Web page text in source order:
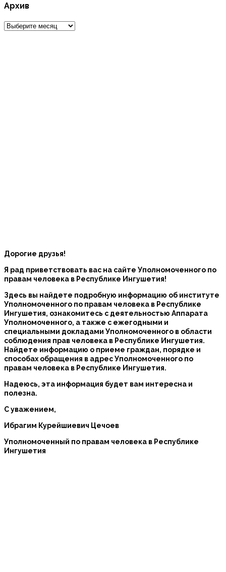
Архив
Архив
Дорогие друзья!
Я рад приветствовать вас на сайте Уполномоченного по
правам человека в Республике Ингушетия!
Здесь вы найдете подробную информацию об институте
Уполномоченного по правам человека в Республике
Ингушетия, ознакомитесь с деятельностью Аппарата
Уполномоченного, а также с ежегодными и
специальными докладами Уполномоченного в области
соблюдения прав человека в Республике Ингушетия.
Найдете информацию о приеме граждан, порядке и
способах обращения в адрес Уполномоченного по
правам человека в Республике Ингушетия.
Надеюсь, эта информация будет вам интересна и
полезна.
С уважением,
Ибрагим Курейшиевич Цечоев
Уполномоченный по правам человека в Республике
Ингушетия